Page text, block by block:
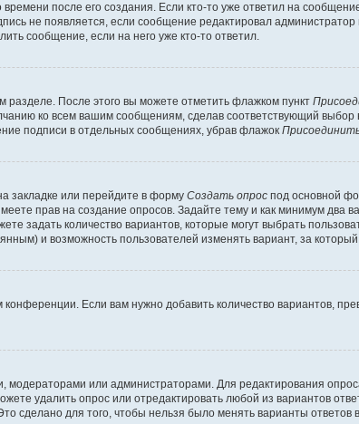
после его создания. Если кто-то уже ответил на
не появляется, если сообщение редактировал
сообщение, если на него уже кто-то ответил.
После этого вы можете отметить флажком пункт
ко всем вашим сообщениям, сделав соответствующий
подписи в отдельных сообщениях, убрав флажок
закладке или перейдите в форму Создать опрос под основной
прав на создание опросов. Задайте тему и как минимум два
задать количество вариантов, которые могут выбрать
и возможность пользователей изменять вариант, за
Если вам нужно добавить количество вариантов,
модераторами или администраторами. Для редактирования
удалить опрос или отредактировать любой из вариантов
сделано для того, чтобы нельзя было менять варианты ответов